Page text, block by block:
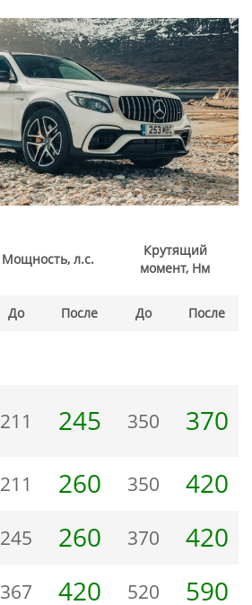
Мощность, л.с.
Крутящий
момент, Нм
До После До После
211 245 350 370
211 260 350 420
245 260 370 420
367 420 520 590